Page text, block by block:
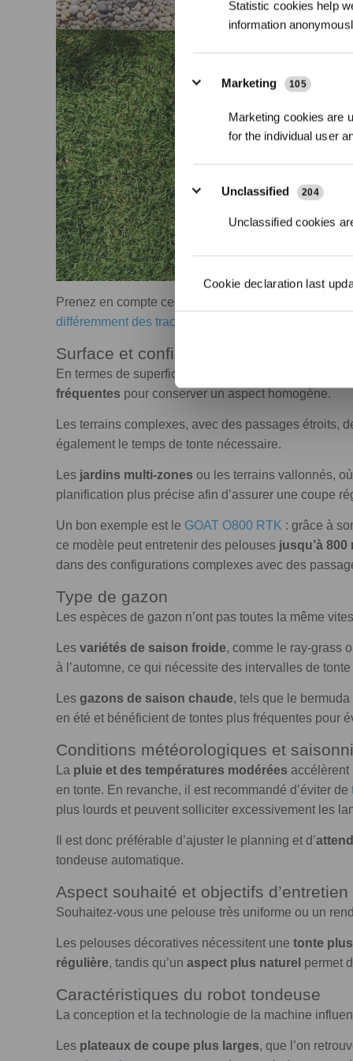
Statistic cookies help
information
Marketing 105
Marketing cookies are
for the individual user
Unclassified 204
Unclassified cookies
Cookie declaration last
Prenez en compte certains facteurs pour définir votre
différemment des tracteurs tondeuses
et des autres
Surface et configuration du jardin
En termes de superficie,
les grandes pelouses
fréquentes pour conserver un aspect homogène.
Les terrains complexes, avec des passages étroits,
également le temps de tonte nécessaire.
Les jardins multi-zones ou les terrains vallonnés,
planification plus précise afin d’assurer une coupe
Un bon exemple est le GOAT O800 RTK : grâce à
ce modèle peut entretenir des pelouses jusqu’à 800
dans des configurations complexes avec des
Type de gazon
Les espèces de gazon n’ont pas toutes la même
Les variétés de saison froide, comme le ray-grass
à l’automne, ce qui nécessite des intervalles de
Les gazons de saison chaude, tels que le
en été et bénéficient de tontes plus fréquentes pour
Conditions météorologiques et
La pluie et des températures modérées accélèrent
en tonte. En revanche, il est recommandé d’éviter de
plus lourds et peuvent solliciter excessivement les
Il est donc préférable d’ajuster le planning et d’
tondeuse automatique.
Aspect souhaité et objectifs d’entretien
Souhaitez-vous une pelouse très uniforme ou un
Les pelouses décoratives nécessitent une tonte
régulière, tandis qu’un aspect plus naturel permet
Caractéristiques du robot tondeuse
La conception et la technologie de la machine
Les plateaux de coupe plus larges, que l’on